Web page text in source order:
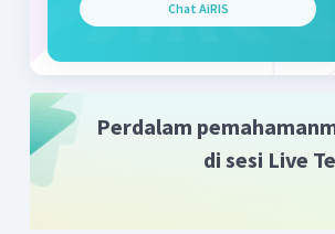
Rangkaian paralel adalah
Arus yang diterima tiap
lebih baik. Contoh
Chat AiRIS
Perdalam
di sesi Live